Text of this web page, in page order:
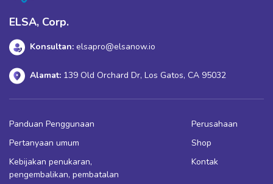
ELSA, Corp.
Konsultan: elsapro@elsanow.io
Alamat: 139 Old Orchard Dr, Los Gatos, CA 95032
Panduan Penggunaan
Pertanyaan umum
Kebijakan penukaran,
pengembalikan, pembatalan
Perusahaan
Shop
Kontak